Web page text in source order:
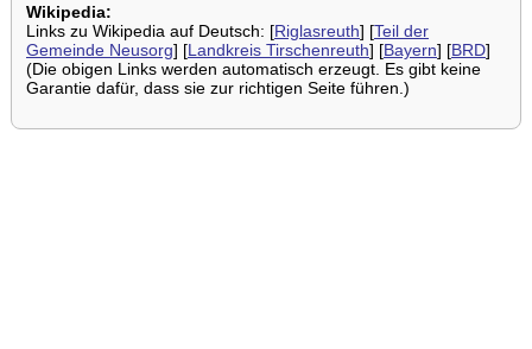
Wikipedia:
Links zu Wikipedia auf Deutsch: [Riglasreuth] [Teil der
Gemeinde Neusorg] [Landkreis Tirschenreuth] [Bayern] [BRD]
(Die obigen Links werden automatisch erzeugt. Es gibt keine
Garantie dafür, dass sie zur richtigen Seite führen.)